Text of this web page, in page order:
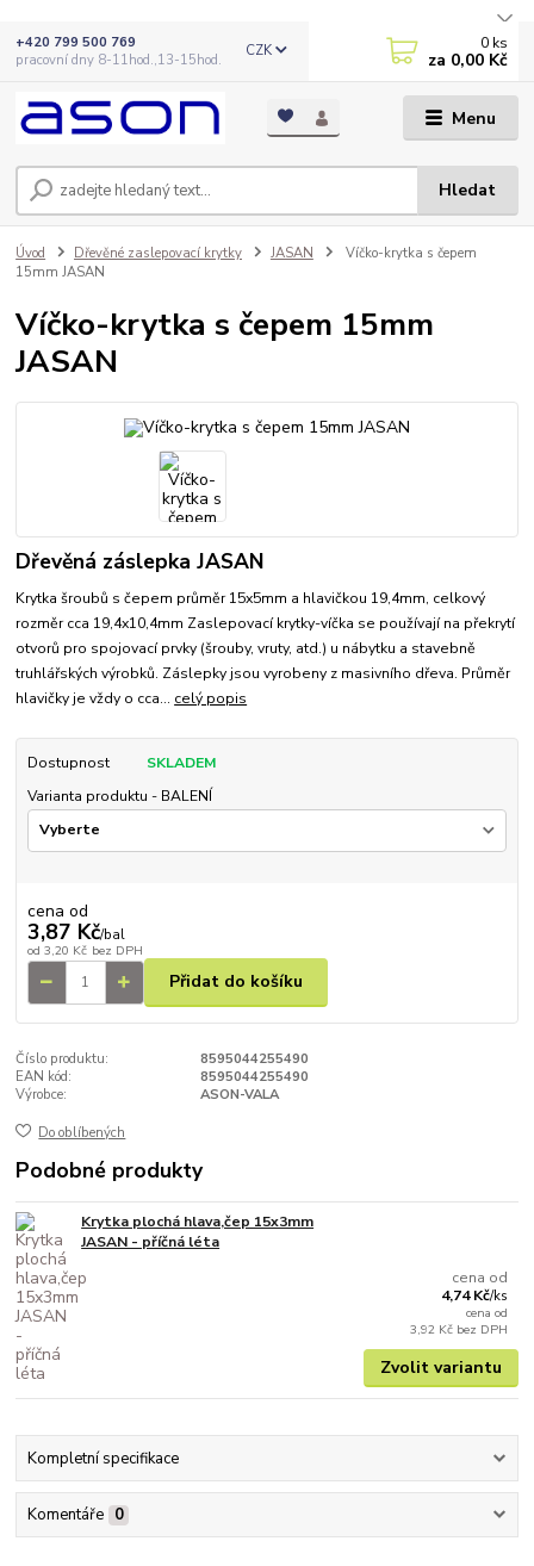
Menu
CZK
Hledat
+420 799 500 769
pracovní dny 8-11hod.,13-15hod.
0 ks
za 0,00 Kč
Úvod Dřevěné zaslepovací krytky JASAN
Víčko-krytka s čepem
15mm JASAN
Víčko-krytka s čepem 15mm
JASAN
Dřevěná záslepka JASAN
Krytka šroubů s čepem průměr 15x5mm a hlavičkou 19,4mm, celkový
rozměr cca 19,4x10,4mm Zaslepovací krytky-víčka se používají na překrytí
otvorů pro spojovací prvky (šrouby, vruty, atd.) u nábytku a stavebně
truhlářských výrobků. Záslepky jsou vyrobeny z masivního dřeva. Průměr
hlavičky je vždy o cca... celý popis
Dostupnost
SKLADEM
Varianta produktu - BALENÍ
cena od
3,87 Kč/bal
od 3,20 Kč bez DPH
Přidat do košíku
Číslo produktu:
8595044255490
EAN kód:
8595044255490
Výrobce:
ASON-VALA
Do oblíbených
Podobné produkty
Krytka plochá hlava,čep 15x3mm
JASAN - příčná léta
cena od
4,74 Kč/ks
cena od
3,92 Kč bez DPH
Zvolit variantu
Kompletní specifikace
Komentáře 0